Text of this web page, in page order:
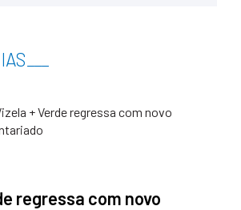
regressa com novo